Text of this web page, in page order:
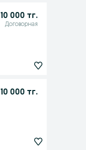
10 000 тг.
Договорная
10 000 тг.